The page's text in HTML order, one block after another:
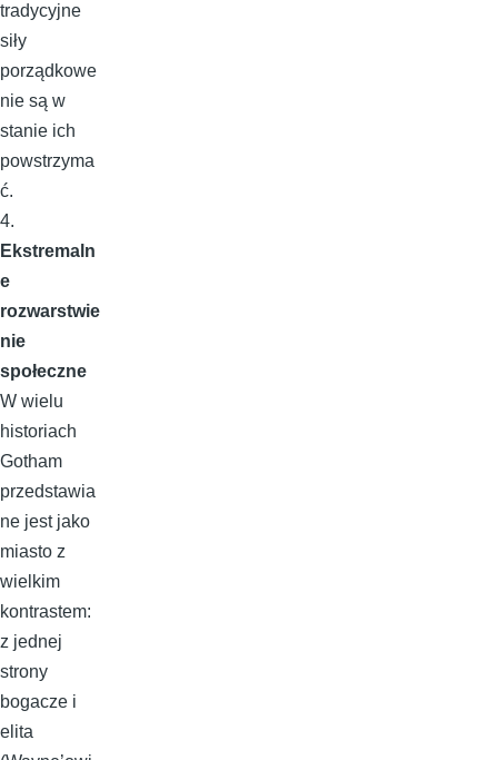
tradycyjne
siły
porządkowe
nie są w
stanie ich
powstrzyma
ć.
4.
Ekstremaln
e
rozwarstwie
nie
społeczne
W wielu
historiach
Gotham
przedstawia
ne jest jako
miasto z
wielkim
kontrastem:
z jednej
strony
bogacze i
elita